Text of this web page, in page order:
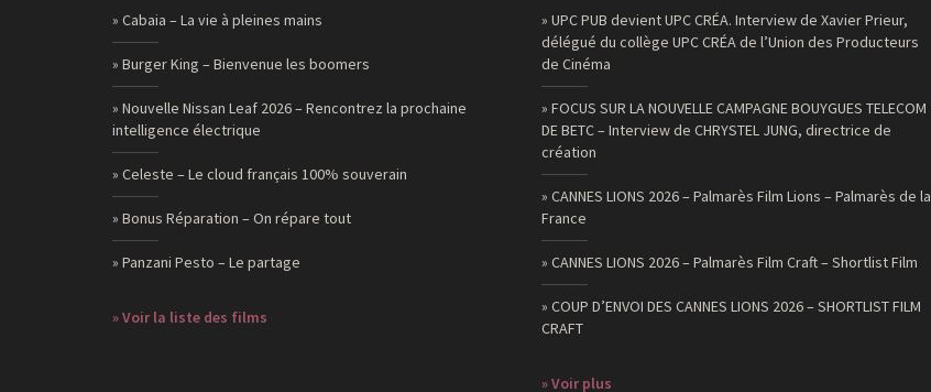
» Cabaia – La vie à pleines mains
» Burger King – Bienvenue les boomers
» Nouvelle Nissan Leaf 2026 – Rencontrez la prochaine
intelligence électrique
» Celeste – Le cloud français 100% souverain
» Bonus Réparation – On répare tout
» Panzani Pesto – Le partage
» Voir la liste des films
» UPC PUB devient UPC CRÉA. Interview de Xavier Prieur,
délégué du collège UPC CRÉA de l’Union des Producteurs
de Cinéma
» FOCUS SUR LA NOUVELLE CAMPAGNE BOUYGUES TELECOM
DE BETC – Interview de CHRYSTEL JUNG, directrice de
création
» CANNES LIONS 2026 – Palmarès Film Lions – Palmarès de la
France
» CANNES LIONS 2026 – Palmarès Film Craft – Shortlist Film
» COUP D’ENVOI DES CANNES LIONS 2026 – SHORTLIST FILM
CRAFT
» Voir plus